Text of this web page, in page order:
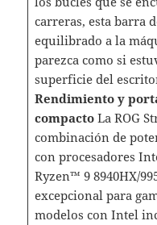
carreras, esta barra
equilibrado a la
parezca como si
superficie del
Rendimiento y
compactoLa ROG
combinación de
con procesadores
Ryzen™ 9 8940HX/
excepcional para
modelos con Intel